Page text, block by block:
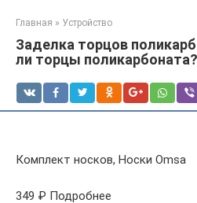
Главная » Устройство
Заделка торцов
ли торцы поликарбоната?
Комплект носков, Носки Omsa
349 ₽ Подробнее